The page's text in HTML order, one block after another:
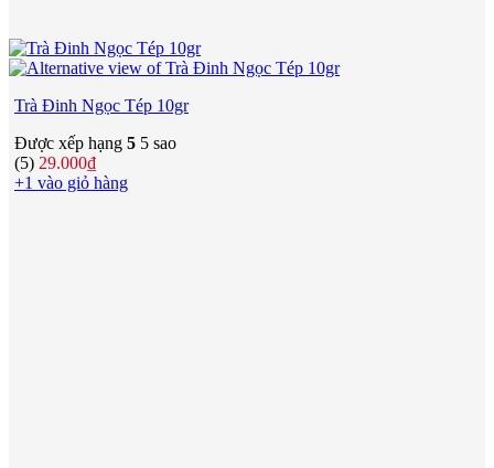
Trà Đinh Ngọc Tép 10gr
Được xếp hạng 5 5 sao
(5) 29.000₫
+1 vào giỏ hàng